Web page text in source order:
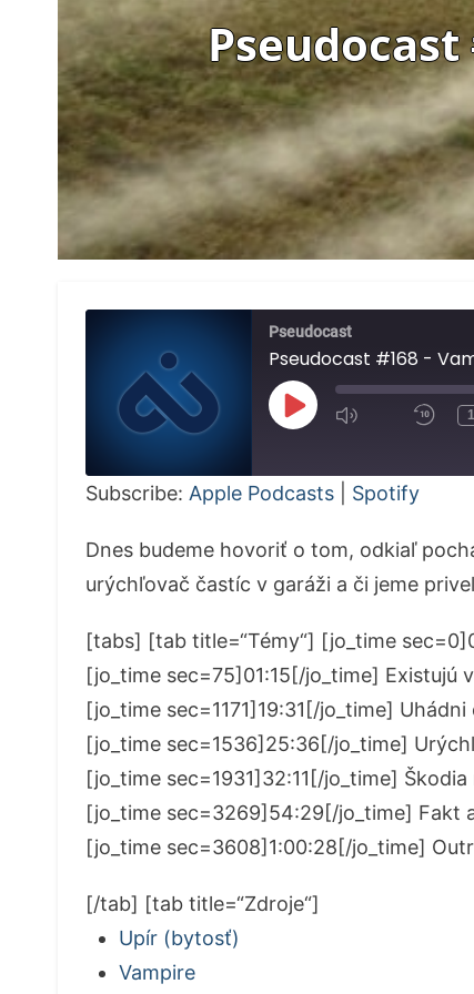
Pseudocast
Pseudocast #168 -
PLAY
EPISODE
Subscribe: Apple Podcasts Spotify
Dnes budeme hovoriť o tom, odkiaľ
urýchľovač častíc v garáži a či jeme
[tabs] [tab title=“Témy“] [jo_time
[jo_time sec=75]01:15[/jo_time] Existujú
[jo_time sec=1171]19:31[/jo_time]
[jo_time sec=1536]25:36[/jo_time]
[jo_time sec=1931]32:11[/jo_time]
[jo_time sec=3269]54:29[/jo_time] Fakt
[jo_time sec=3608]1:00:28[/jo_time]
[/tab] [tab title=“Zdroje“]
Upír (bytosť)
Vampire